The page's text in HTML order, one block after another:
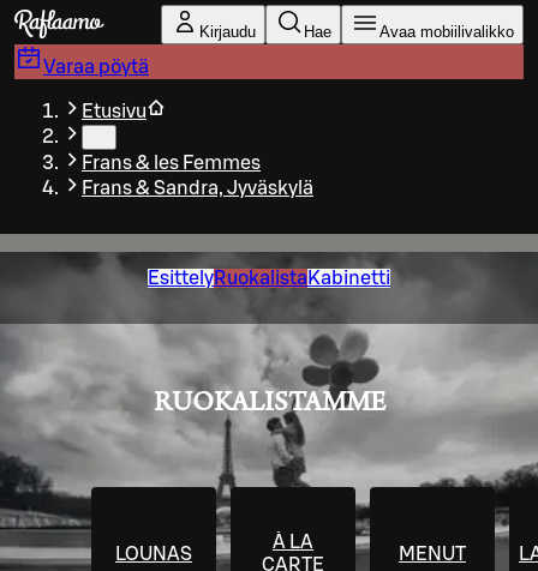
Siirry pääsisältöön
Kirjaudu Hae Avaa mobiilivalikko
Varaa pöytä
Etusivu
Frans & les Femmes
Frans & Sandra, Jyväskylä
EsittelyRuokalista Kabinetti
RUOKALISTAMME
LOUNAS
À LA
CARTE
MENUT